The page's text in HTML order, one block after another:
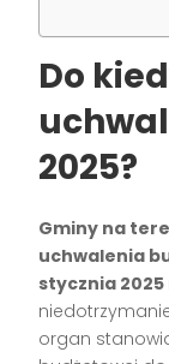
Do
2025?
Gminy na
uchwalenia
stycznia
organ